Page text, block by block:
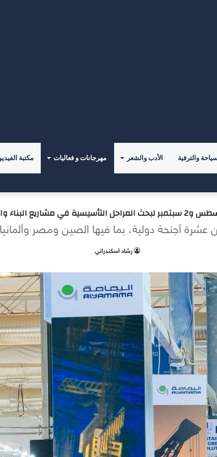
والترفية الأدب والشعر مهرجانات و فعاليات مكتبة
جديداً مع ليغانيس
أجنحة دولية، بما فيها الصين ومصر وألمانيا
‫رشاد اسكندراني